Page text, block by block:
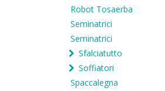
Robot Tosaerba
Seminatrici
Seminatrici
Sfalciatutto
Soffiatori
Spaccalegna